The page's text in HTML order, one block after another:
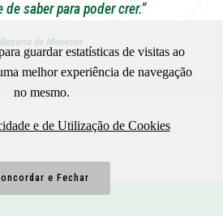
de saber para poder crer.”
Bezerra de Menezes
guardar estatísticas de visitas ao
melhor experiência de navegação
no mesmo.
e de Utilização de Cookies
e Fechar